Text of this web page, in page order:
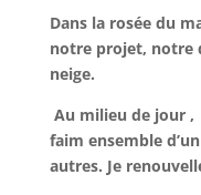
Dans la rosée du
notre projet, notre
neige.
Au milieu de jour
faim ensemble
autres. Je